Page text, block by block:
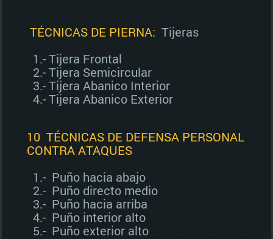
TÉCNICAS DE PIERNA: Tijeras
1.- Tijera Frontal
2.- Tijera Semicircular
3.- Tijera Abanico Interior
4.- Tijera Abanico Exterior
10 TÉCNICAS DE DEFENSA PERSONAL
CONTRA ATAQUES
1.- Puño hacia abajo
2.- Puño directo medio
3.- Puño hacia arriba
4.- Puño interior alto
5.- Puño exterior alto